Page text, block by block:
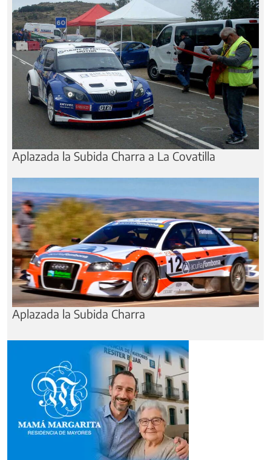
Aplazada la Subida Charra a La Covatilla
Aplazada la Subida Charra